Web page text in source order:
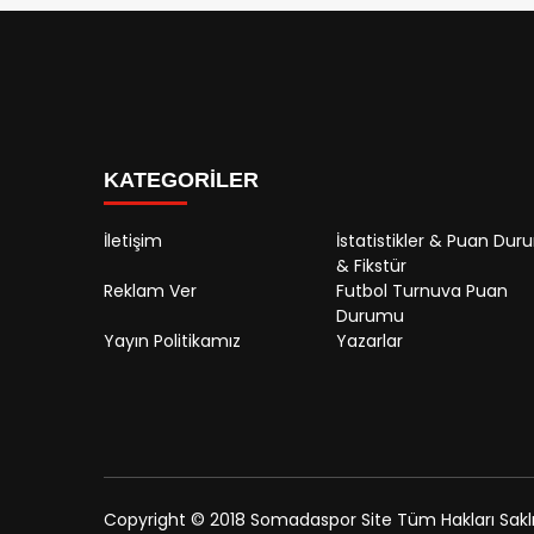
KATEGORİLER
İletişim
İstatistikler & Puan
& Fikstür
Reklam Ver
Futbol Turnuva Puan
Durumu
Yayın Politikamız
Yazarlar
Copyright © 2018 Somadaspor Site Tüm Hakları